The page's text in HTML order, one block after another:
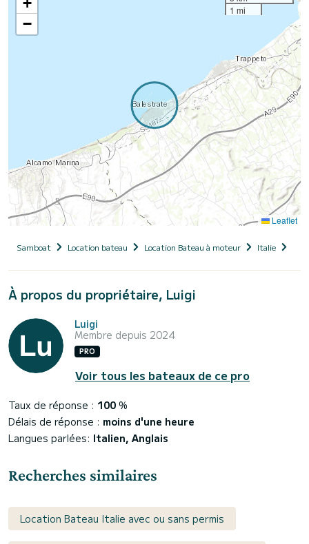
−
1 mi
Leaflet
Samboat Location bateau Location Bateau à moteur Italie
À propos du propriétaire, Luigi
Luigi
Membre depuis 2024
PRO
Voir tous les bateaux de ce pro
Taux de réponse : 100 %
Délais de réponse : moins d'une heure
Langues parlées: Italien, Anglais
Recherches similaires
Location Bateau Italie avec ou sans permis